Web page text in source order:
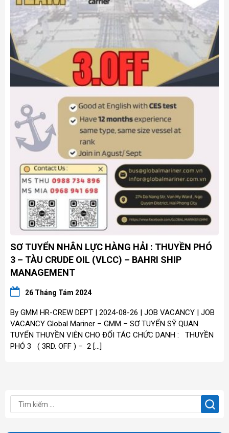
SƠ TUYỂN NHÂN LỰC HÀNG HẢI : THUYỀN PHÓ
3 – TÀU CRUDE OIL (VLCC) – BAHRI SHIP
MANAGEMENT
26 Tháng Tám 2024
By GMM HR-CREW DEPT | 2024-08-26 | JOB VACANCY | JOB
VACANCY Global Mariner – GMM – SƠ TUYỂN SỸ QUAN
TUYỂN THUYỀN VIÊN CHO ĐỐI TÁC CHỨC DANH : THUYỀN
PHÓ 3 ( 3RD. OFF ) – 2 […]